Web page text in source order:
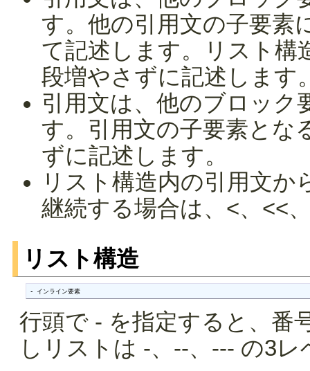
す。他の引用文の子要素
て記述します。リスト構
段増やさずに記述します
引用文は、他のブロック
す。引用文の子要素とな
ずに記述します。
リスト構造内の引用文か
継続する場合は、<、<<
リスト構造
- インライン要素
行頭で - を指定すると、番
しリストは -、--、--- の3